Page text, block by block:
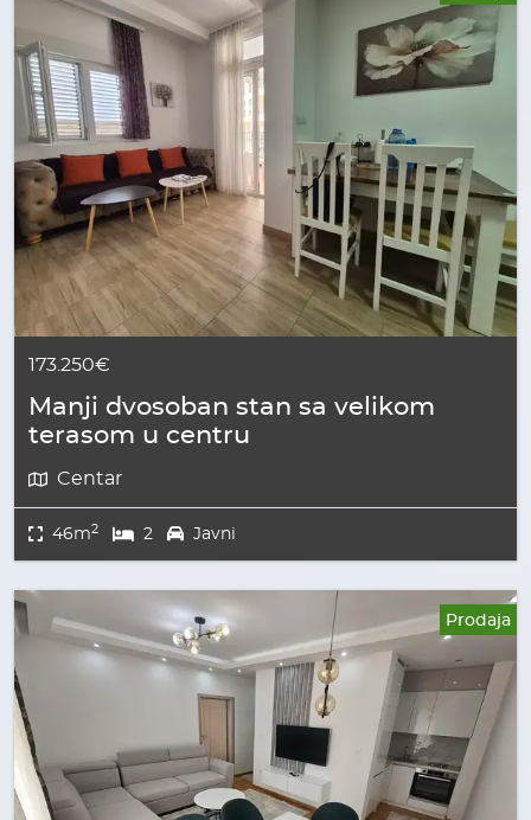
173.250€
Manji dvosoban stan sa velikom
terasom u centru
Centar
46m2 2 Javni
Prodaja